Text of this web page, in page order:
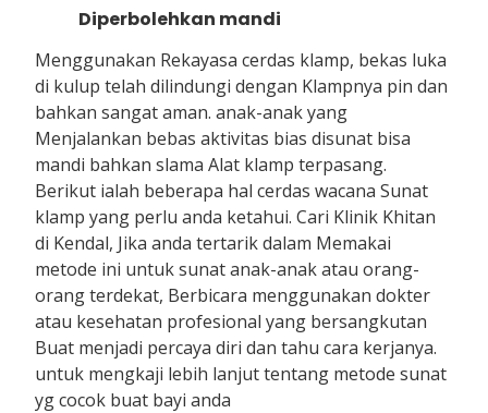
Diperbolehkan mandi
Menggunakan Rekayasa cerdas klamp, bekas luka
di kulup telah dilindungi dengan Klampnya pin dan
bahkan sangat aman. anak-anak yang
Menjalankan bebas aktivitas bias disunat bisa
mandi bahkan slama Alat klamp terpasang.
Berikut ialah beberapa hal cerdas wacana Sunat
klamp yang perlu anda ketahui. Cari Klinik Khitan
di Kendal, Jika anda tertarik dalam Memakai
metode ini untuk sunat anak-anak atau orang-
orang terdekat, Berbicara menggunakan dokter
atau kesehatan profesional yang bersangkutan
Buat menjadi percaya diri dan tahu cara kerjanya.
untuk mengkaji lebih lanjut tentang metode sunat
yg cocok buat bayi anda